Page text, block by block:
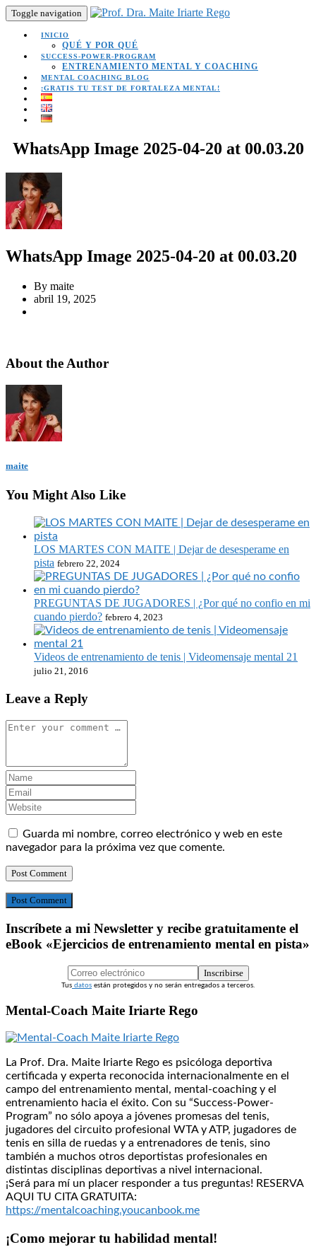
Toggle navigation
INICIO
QUÉ Y POR QUÉ
SUCCESS-POWER-PROGRAM
ENTRENAMIENTO MENTAL Y COACHING
MENTAL COACHING BLOG
¡GRATIS TU TEST DE FORTALEZA MENTAL!
WhatsApp Image 2025-04-20 at 00.03.20
WhatsApp Image 2025-04-20 at 00.03.20
By maite
abril 19, 2025
About the Author
maite
You Might Also Like
LOS MARTES CON MAITE | Dejar de desesperame en
pista febrero 22, 2024
PREGUNTAS DE JUGADORES | ¿Por qué no confio en mi
cuando pierdo? febrero 4, 2023
Videos de entrenamiento de tenis | Videomensaje mental 21
julio 21, 2016
Leave a Reply
Guarda mi nombre, correo electrónico y web en este
navegador para la próxima vez que comente.
Post Comment
Inscríbete a mi Newsletter y recibe gratuitamente el
eBook «Ejercicios de entrenamiento mental en pista»
Inscribirse
Tus datos están protegidos y no serán entregados a terceros.
Mental-Coach Maite Iriarte Rego
La Prof. Dra. Maite Iriarte Rego es psicóloga deportiva
certificada y experta reconocida internacionalmente en el
campo del entrenamiento mental, mental-coaching y el
entrenamiento hacia el éxito. Con su “Success-Power-
Program” no sólo apoya a jóvenes promesas del tenis,
jugadores del circuito profesional WTA y ATP, jugadores de
tenis en silla de ruedas y a entrenadores de tenis, sino
también a muchos otros deportistas profesionales en
distintas disciplinas deportivas a nivel internacional.
¡Será para mí un placer responder a tus preguntas! RESERVA
AQUI TU CITA GRATUITA:
https://mentalcoaching.youcanbook.me
¡Como mejorar tu habilidad mental!